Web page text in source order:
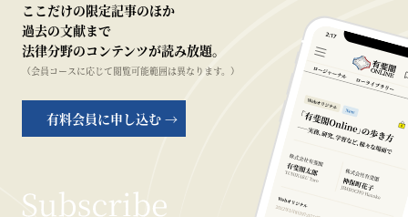
ここだけの限定記事のほか
過去の文献まで
法律分野のコンテンツが読み放題。
（会員コースに応じて閲覧可能範囲は異なります。）
有料会員に申し込む →